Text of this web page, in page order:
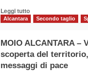
Leggi tuttoLeggi
Torna
la
Supermaratona
Alcantara Secondo taglio
MOIO ALCANTARA –
scoperta del
messaggi di pace